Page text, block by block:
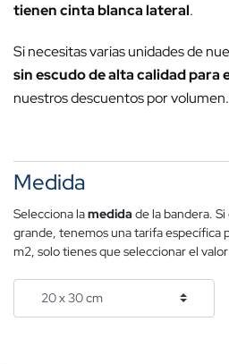
tienen cinta blanca lateral.
Si necesitas varias unidades de
sin escudo de alta calidad para
nuestros descuentos por volumen.
Medida
Selecciona lamedida de la bandera.
grande, tenemos una tarifa específica
m2, solo tienes que seleccionar el